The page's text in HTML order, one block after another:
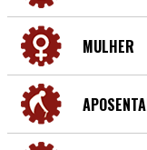
MULHER